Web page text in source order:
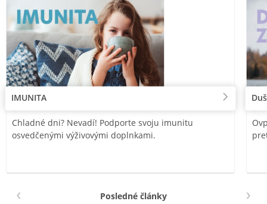
IMUNITA
Chladné dni? Nevadí! Podporte svoju imunitu
osvedčenými výživovými doplnkami.
Posledné články